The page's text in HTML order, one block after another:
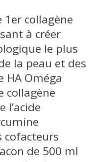
1er collagène
à créer
le plus
la peau et des
HA Oméga
collagène
l’acide
cofacteurs
de 500 ml